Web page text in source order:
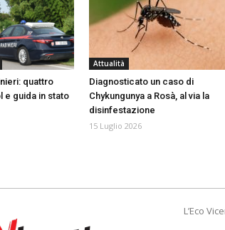
quattro
e guida in stato
Attualità
Diagnosticato un caso di
Chykungunya a Rosà, al via la
disinfestazione
15 Luglio 2026
L’Eco